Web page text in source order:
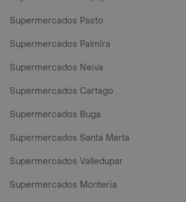
Supermercados Pasto
Supermercados Palmira
Supermercados Neiva
Supermercados Cartago
Supermercados Buga
Supermercados Santa Marta
Supermercados Valledupar
Supermercados Monteria